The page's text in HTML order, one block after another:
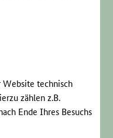
Website technisch
zählen z.B.
Ende Ihres Besuchs